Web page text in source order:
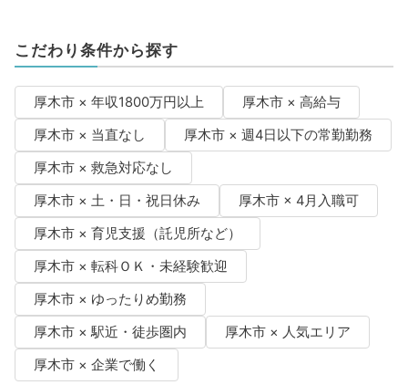
こだわり条件から探す
厚木市 × 年収1800万円以上
厚木市 × 高給与
厚木市 × 当直なし
厚木市 × 週4日以下の常勤勤務
厚木市 × 救急対応なし
厚木市 × 土・日・祝日休み
厚木市 × 4月入職可
厚木市 × 育児支援（託児所など）
厚木市 × 転科ＯＫ・未経験歓迎
厚木市 × ゆったりめ勤務
厚木市 × 駅近・徒歩圏内
厚木市 × 人気エリア
厚木市 × 企業で働く